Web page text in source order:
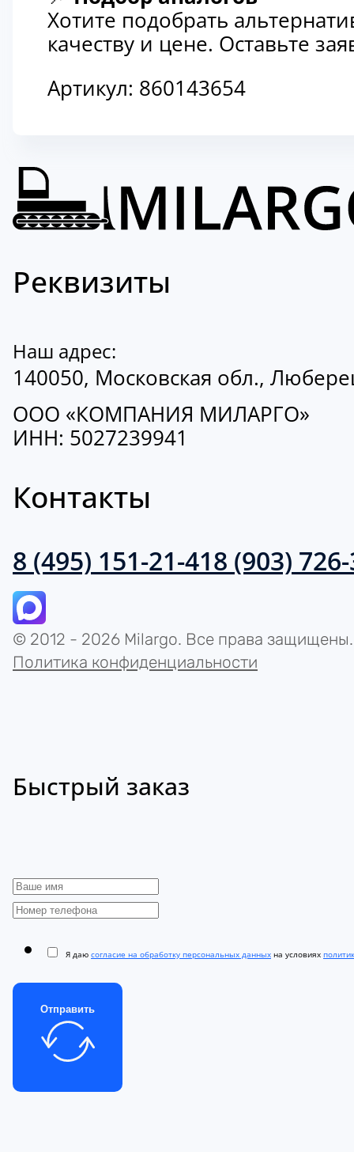
Хотите подобрать
качеству и цене. Оставьте
Артикул: 860143654
Реквизиты
Наш адрес:
140050, Московская обл.,
ООО «КОМПАНИЯ МИЛАРГО»
ИНН: 5027239941
Контакты
8 (495) 151-21-418 (903)
© 2012 - 2026 Milargo. Все права защищены.
Политика конфиденциальности
Быстрый заказ
Я даю согласие на обработку персональных данных на условиях
Отправить